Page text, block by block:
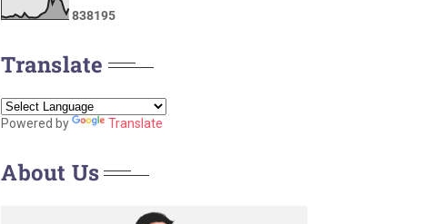
838195
Translate
Powered by Translate
About Us